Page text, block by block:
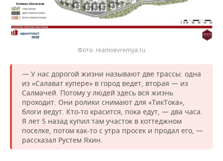
realnoevremya.ru
— У нас дорогой жизни называют две трассы: одна
из «Салават купере» в город ведет, вторая — из
Салмачей. Потому у людей здесь вся жизнь
проходит. Они ролики снимают для «ТикТока»,
блоги ведут. Кто-то красится, пока едут, — два часа.
Я лет 5 назад купил там участок в коттеджном
поселке, потом как-то с утра просек и продал его, —
рассказал Рустем Яхин.